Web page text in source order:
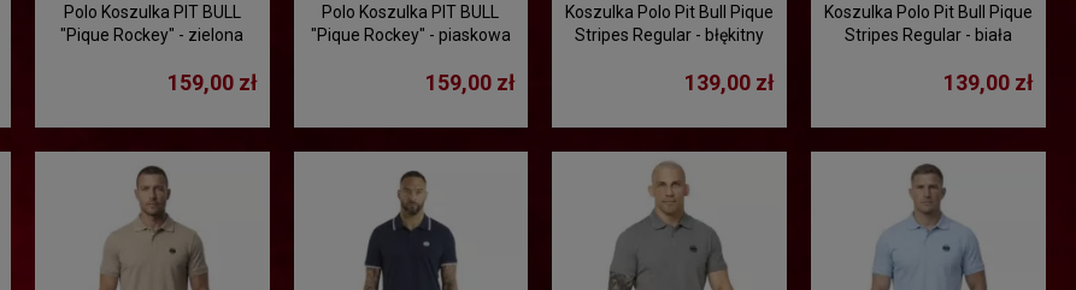
Polo Koszulka PIT BULL
"Pique Rockey" - zielona
159,00 zł
Polo Koszulka PIT BULL
"Pique Rockey" - piaskowa
159,00 zł
Koszulka Polo Pit Bull Pique
Stripes Regular - błękitny
139,00 zł
Koszulka Polo Pit Bull Pique
Stripes Regular - biała
139,00 zł